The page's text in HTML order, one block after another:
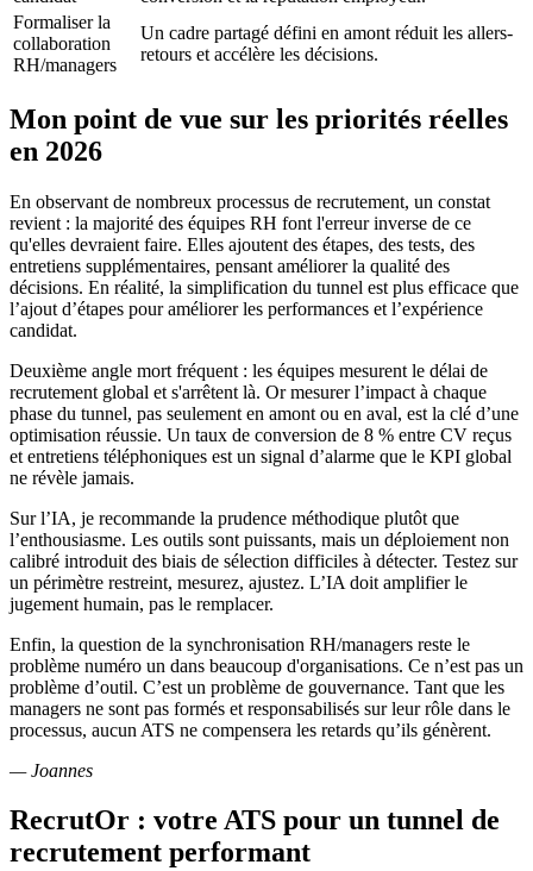
Formaliser la
collaboration
RH/managers
Un cadre partagé défini en amont réduit les allers-
retours et accélère les décisions.
Mon point de vue sur les priorités réelles
en 2026
En observant de nombreux processus de recrutement, un constat
revient : la majorité des équipes RH font l'erreur inverse de ce
qu'elles devraient faire. Elles ajoutent des étapes, des tests, des
entretiens supplémentaires, pensant améliorer la qualité des
décisions. En réalité, la simplification du tunnel est plus efficace que
l’ajout d’étapes pour améliorer les performances et l’expérience
candidat.
Deuxième angle mort fréquent : les équipes mesurent le délai de
recrutement global et s'arrêtent là. Or mesurer l’impact à chaque
phase du tunnel, pas seulement en amont ou en aval, est la clé d’une
optimisation réussie. Un taux de conversion de 8 % entre CV reçus
et entretiens téléphoniques est un signal d’alarme que le KPI global
ne révèle jamais.
Sur l’IA, je recommande la prudence méthodique plutôt que
l’enthousiasme. Les outils sont puissants, mais un déploiement non
calibré introduit des biais de sélection difficiles à détecter. Testez sur
un périmètre restreint, mesurez, ajustez. L’IA doit amplifier le
jugement humain, pas le remplacer.
Enfin, la question de la synchronisation RH/managers reste le
problème numéro un dans beaucoup d'organisations. Ce n’est pas un
problème d’outil. C’est un problème de gouvernance. Tant que les
managers ne sont pas formés et responsabilisés sur leur rôle dans le
processus, aucun ATS ne compensera les retards qu’ils génèrent.
— Joannes
RecrutOr : votre ATS pour un tunnel de
recrutement performant